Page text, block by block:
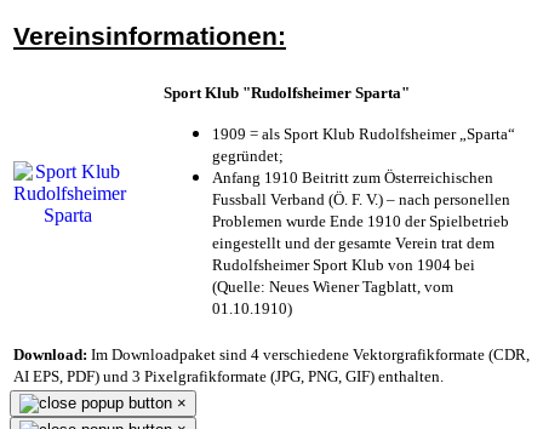
Vereinsinformationen:
Sport Klub "Rudolfsheimer Sparta"
1909 = als Sport Klub Rudolfsheimer „Sparta“
gegründet;
Anfang 1910 Beitritt zum Österreichischen
Fussball Verband (Ö. F. V.) – nach personellen
Problemen wurde Ende 1910 der Spielbetrieb
eingestellt und der gesamte Verein trat dem
Rudolfsheimer Sport Klub von 1904 bei
(Quelle: Neues Wiener Tagblatt, vom
01.10.1910)
Download: Im Downloadpaket sind 4 verschiedene Vektorgrafikformate (CDR,
AI EPS, PDF) und 3 Pixelgrafikformate (JPG, PNG, GIF) enthalten.
×